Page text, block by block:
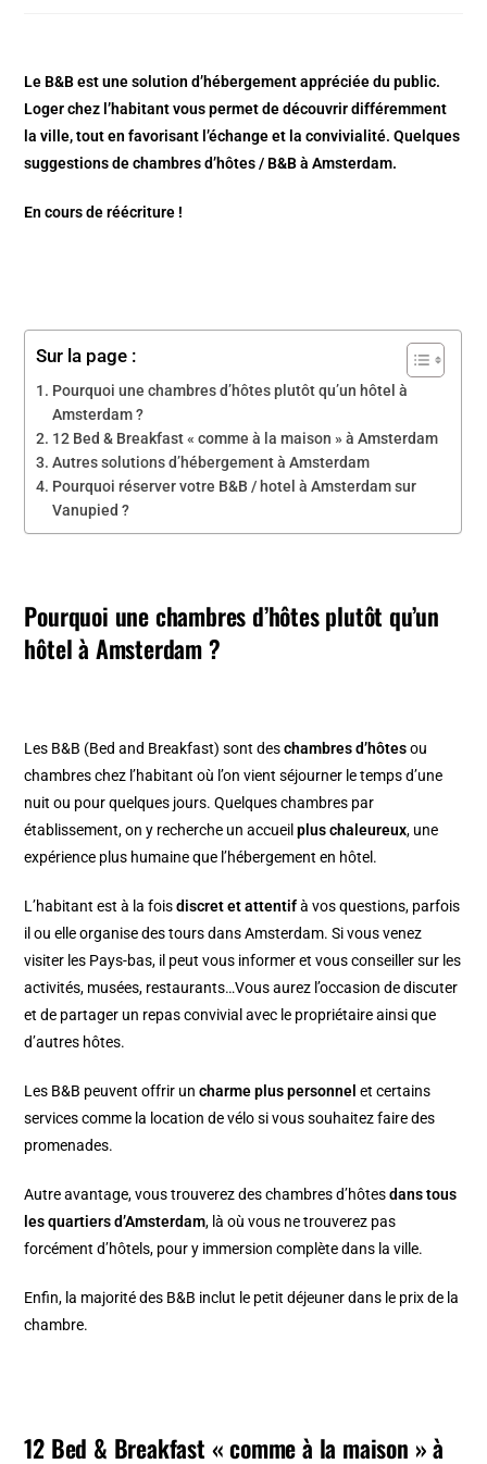
Le B&B est une solution d’hébergement appréciée du public.
Loger chez l’habitant vous permet de découvrir différemment
la ville, tout en favorisant l’échange et la convivialité. Quelques
suggestions de chambres d’hôtes / B&B à Amsterdam.
En cours de réécriture !
Sur la page :
Pourquoi une chambres d’hôtes plutôt qu’un hôtel à
Amsterdam ?
12 Bed & Breakfast « comme à la maison » à Amsterdam
Autres solutions d’hébergement à Amsterdam
Pourquoi réserver votre B&B / hotel à Amsterdam sur
Vanupied ?
Pourquoi une chambres d’hôtes plutôt qu’un
hôtel à Amsterdam ?
Les B&B (Bed and Breakfast) sont deschambres d’hôtesou
chambres chez l’habitant où l’on vient séjourner le temps d’une
nuit ou pour quelques jours. Quelques chambres par
établissement, on y recherche un accueilplus chaleureux, une
expérience plus humaine que l’hébergement en hôtel.
L’habitant est à la foisdiscret et attentifà vos questions, parfois
il ou elle organise des tours dans Amsterdam. Si vous venez
visiter les Pays-bas, il peut vous informer et vous conseiller sur les
activités, musées, restaurants…Vous aurez l’occasion de discuter
et de partager un repas convivial avec le propriétaire ainsi que
d’autres hôtes.
Les B&B peuvent offrir uncharme plus personnel et certains
services comme la location de vélo si vous souhaitez faire des
promenades.
Autre avantage, vous trouverez des chambres d’hôtesdans tous
les quartiers d’Amsterdam, là où vous ne trouverez pas
forcément d’hôtels, pour y immersion complète dans la ville.
Enfin, la majorité des B&B inclut le petit déjeuner dans le prix de la
chambre.
12 Bed & Breakfast « comme à la maison » à